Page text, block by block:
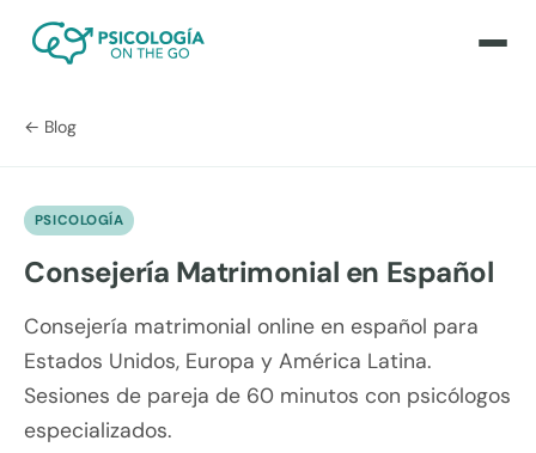
← Blog
PSICOLOGÍA
Consejería Matrimonial en Español
Consejería matrimonial online en español para
Estados Unidos, Europa y América Latina.
Sesiones de pareja de 60 minutos con psicólogos
especializados.